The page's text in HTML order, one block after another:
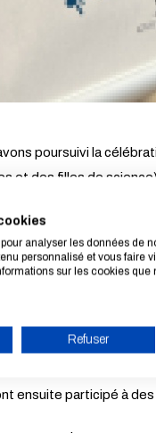
poursuivi la
et des filles de
découvrir notre
vers des formations
témoignages d'élèves-
pluriel", atelier de
les coulisses de
ensuite participé à
analyser les données de
personnalisé et vous faire
sur les cookies
Refuser